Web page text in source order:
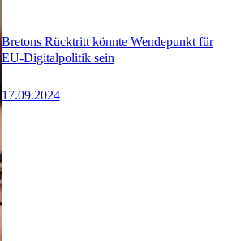
Bretons Rücktritt könnte Wendepunkt für
EU-Digitalpolitik sein
17.09.2024